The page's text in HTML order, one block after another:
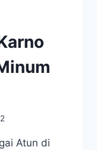
Atun di